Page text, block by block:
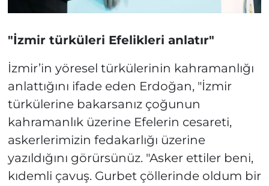
"İzmir türküleri Efelikleri anlatır"
İzmir’in yöresel türkülerinin kahramanlığı
anlattığını ifade eden Erdoğan, "İzmir
türkülerine bakarsanız çoğunun
kahramanlık üzerine Efelerin cesareti,
askerlerimizin fedakarlığı üzerine
yazıldığını görürsünüz. "Asker ettiler beni,
kıdemli çavuş. Gurbet çöllerinde oldum bir